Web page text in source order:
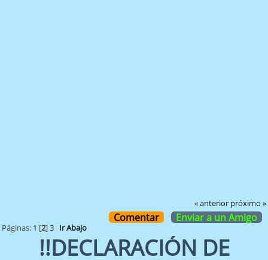
« anterior próximo »
Comentar Enviar a un Amigo
Páginas: 1 [2]3 Ir Abajo
!!DECLARACIÓN DE